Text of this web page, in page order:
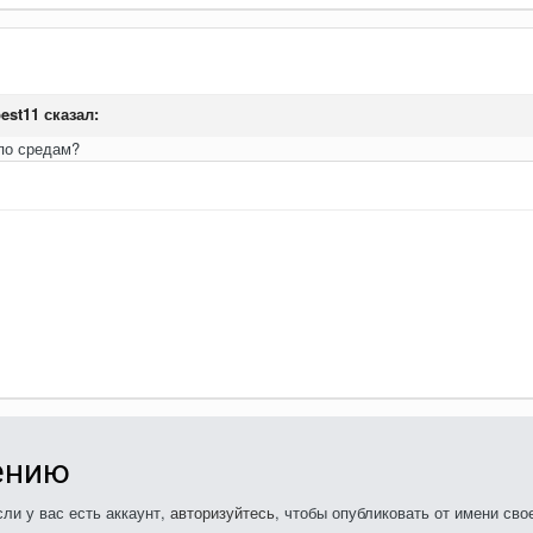
сказал:
средам?
у вас есть аккаунт, авторизуйтесь, чтобы опубликовать от имени